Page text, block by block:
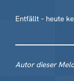
Entfällt – heute
Autor dieser